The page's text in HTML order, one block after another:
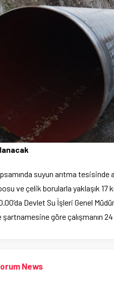
suyun arıtma
ve çelik borularla yaklaşık 17
Devlet Su İşleri Genel
göre çalışmanın
News